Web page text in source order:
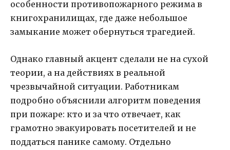
особенности противопожарного режима в
книгохранилищах, где даже небольшое
замыкание может обернуться трагедией.
Однако главный акцент сделали не на сухой
теории, а на действиях в реальной
чрезвычайной ситуации. Работникам
подробно объяснили алгоритм поведения
при пожаре: кто и за что отвечает, как
грамотно эвакуировать посетителей и не
поддаться панике самому. Отдельно